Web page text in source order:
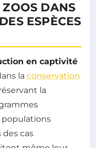
ZOOS DANS
ESPÈCES
en captivité
la conservation
la
des cas